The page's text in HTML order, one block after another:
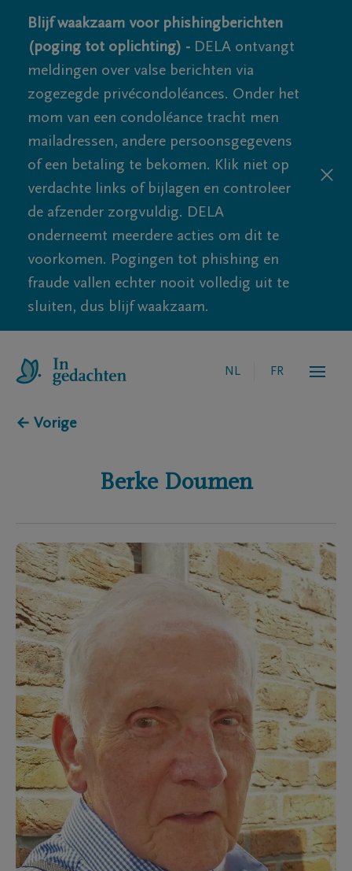
Blijf waakzaam voor phishingberichten
(poging tot oplichting) - DELA ontvangt
meldingen over valse berichten via
zogezegde privécondoléances. Onder het
mom van een condoléance tracht men
mailadressen, andere persoonsgegevens
of een betaling te bekomen. Klik niet op
verdachte links of bijlagen en controleer
de afzender zorgvuldig. DELA
onderneemt meerdere acties om dit te
voorkomen. Pogingen tot phishing en
fraude vallen echter nooit volledig uit te
sluiten, dus blijf waakzaam.
NL FR
← Vorige
Berke Doumen